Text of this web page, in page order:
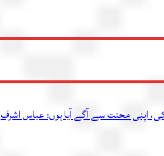
اپنی محنت سے آگے آیا ہوں: عباس اشرف